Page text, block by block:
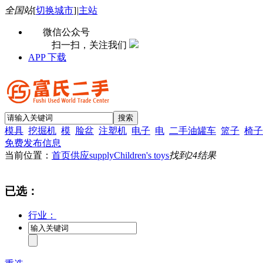
全国站[切换城市]|主站
微信公众号
扫一扫，关注我们
APP 下载
模具 挖掘机 模 脸盆 注塑机 电子 电 二手油罐车 篮子 椅
免费发布信息
当前位置： 首页供应supplyChildren's toys找到24结果
已选：
行业：